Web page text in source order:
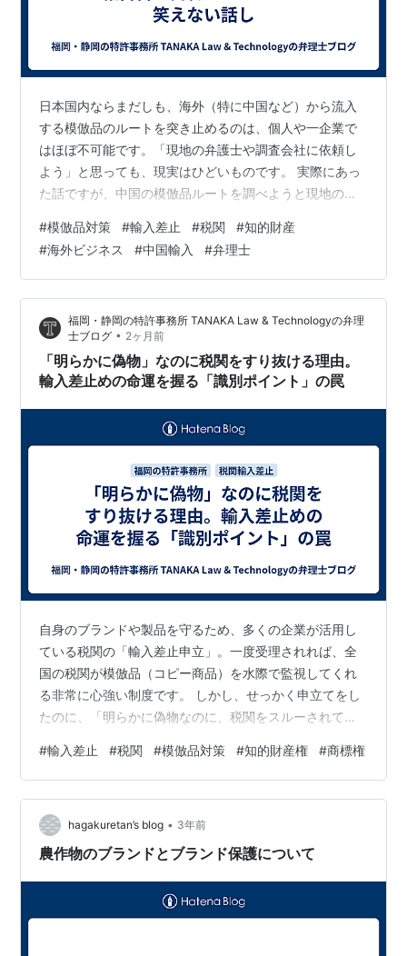
日本国内ならまだしも、海外（特に中国など）から流入
する模倣品のルートを突き止めるのは、個人や一企業で
はほぼ不可能です。「現地の弁護士や調査会社に依頼し
よう」と思っても、現実はひどいものです。 実際にあっ
た話ですが、中国の模倣品ルートを調べようと現地の弁
た「調査報告書」自体が偽物だったという、笑えない事
態が多発しています。現地の調査会社も、危険な裏社会
や犯罪ネットワークに深く踏み込むようなリスクは冒し
たくありません。そのため、適当に見栄えのいい嘘の報
告書を偽造して、体裁を繕って終わりにしてしまうケー
スが後を絶たないのが現実です。時間と数百万円もの…
#模倣品対策 #輸入差止 #税関 #知的財産
#海外ビジネス #中国輸入 #弁理士
福岡・静岡の特許事務所 TANAKA Law & Technologyの弁理
士ブログ • 2ヶ月前
「明らかに偽物」なのに税関をすり抜ける理由。
輸入差止めの命運を握る「識別ポイント」の罠
自身のブランドや製品を守るため、多くの企業が活用し
ている税関の「輸入差止申立」。一度受理されれば、全
国の税関が模倣品（コピー商品）を水際で監視してくれ
る非常に心強い制度です。 しかし、せっかく申立てをし
たのに、「明らかに偽物なのに、税関をスルーされて日
あります。 なぜそんなことが起きるのか？理由は税関へ
事前に提出する「識別ポイント」です。 税関で確実に模
倣品を止めるための「識別ポイント」の超重要な仕組み
と落とし穴について裁判所と税関の役割の違いに触れな
がら解説してみます。 1. 「裁判所」と「税関」の違い 大
#輸入差止 #税関 #模倣品対策 #知的財産権 #商標権
hagakuretan’s blog • 3年前
農作物のブランドとブランド保護について